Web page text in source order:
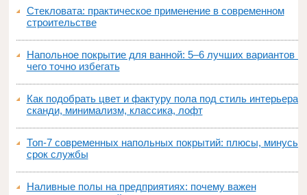
Стекловата: практическое применение в современном
строительстве
Напольное покрытие для ванной: 5–6 лучших вариантов и
чего точно избегать
Как подобрать цвет и фактуру пола под стиль интерьера:
сканди, минимализм, классика, лофт
Топ‑7 современных напольных покрытий: плюсы, минусы,
срок службы
Наливные полы на предприятиях: почему важен